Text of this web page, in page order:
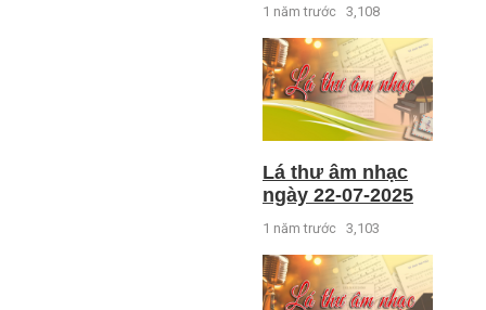
1 năm trước 3,108
Lá thư âm nhạc
ngày 22-07-2025
1 năm trước 3,103